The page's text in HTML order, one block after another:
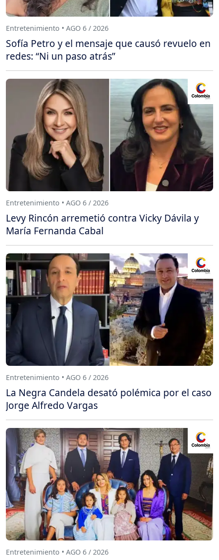
Entretenimiento • AGO 6 / 2026
Sofía Petro y el mensaje que causó revuelo en
redes: “Ni un paso atrás”
Entretenimiento • AGO 6 / 2026
Levy Rincón arremetió contra Vicky Dávila y
María Fernanda Cabal
Entretenimiento • AGO 6 / 2026
La Negra Candela desató polémica por el caso
Jorge Alfredo Vargas
Entretenimiento • AGO 6 / 2026